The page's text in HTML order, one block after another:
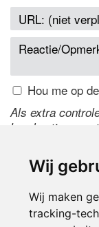
Wij
Wij maken
tracking-
Hou me op
Als extra
handmatige
de code te